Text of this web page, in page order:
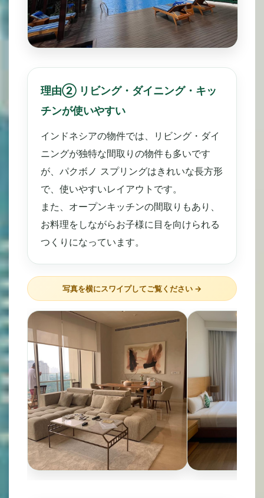
理由② リビング・ダイニング・キッ
チンが使いやすい
インドネシアの物件では、リビング・ダイ
ニングが独特な間取りの物件も多いです
が、パクボノ スプリングはきれいな長方形
で、使いやすいレイアウトです。
また、オープンキッチンの間取りもあり、
お料理をしながらお子様に目を向けられる
つくりになっています。
写真を横にスワイプしてご覧ください →